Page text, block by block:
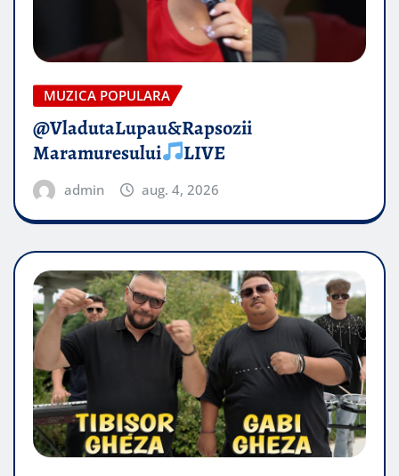
MUZICA POPULARA
@VladutaLupau&Rapsozii
Maramuresului
LIVE
admin aug. 4, 2026